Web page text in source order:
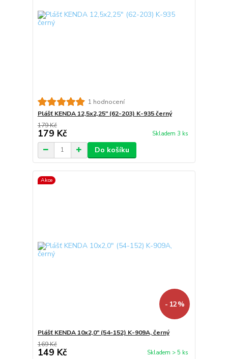
1 hodnocení
Plášť KENDA 12,5x2,25" (62-203) K-935 černý
179 Kč
179 Kč Skladem 3 ks
Do košíku
Akce
- 12 %
Plášť KENDA 10x2,0" (54-152) K-909A, černý
169 Kč
149 Kč Skladem > 5 ks